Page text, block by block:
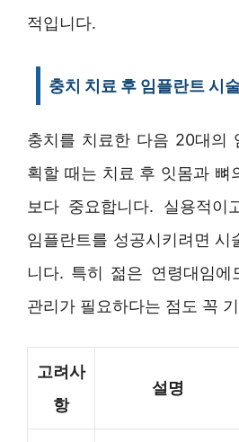
적입니다.
충치 치료 후 임플란트 시
충치를 치료한 다음 20대의
획할 때는 치료 후 잇몸과 뼈
보다 중요합니다. 실용적이
임플란트를 성공시키려면 시
니다. 특히 젊은 연령대임에
관리가 필요하다는 점도 꼭
고려사
항
설명